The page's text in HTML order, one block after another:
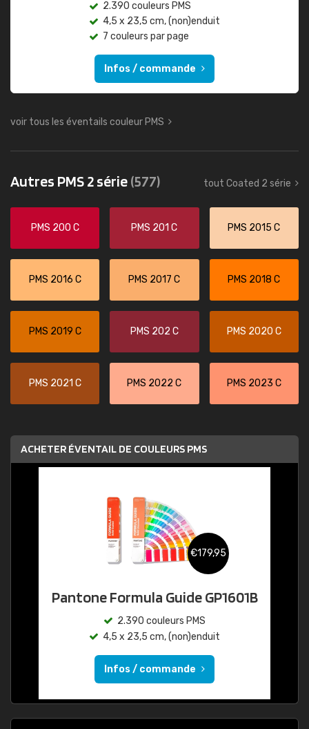
2.390 couleurs PMS
4,5 x 23,5 cm, (non)enduit
7 couleurs par page
Infos / commande
voir tous les éventails couleur PMS
Autres PMS 2 série(577) tout Coated 2 série
PMS 200 C PMS 201 C PMS 2015 C
PMS 2016 C PMS 2017 C PMS 2018 C
PMS 2019 C PMS 202 C PMS 2020 C
PMS 2021 C PMS 2022 C PMS 2023 C
ACHETER ÉVENTAIL DE COULEURS PMS
€179,95
Pantone Formula Guide GP1601B
2.390 couleurs PMS
4,5 x 23,5 cm, (non)enduit
Infos / commande